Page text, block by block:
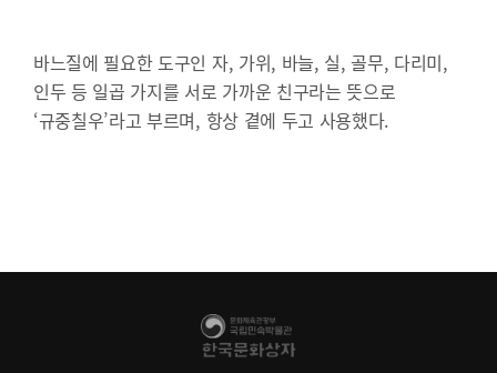
바느질에 필요한 도구인 자, 가위, 바늘, 실, 골무, 다리미,
인두 등 일곱 가지를 서로 가까운 친구라는 뜻으로
‘규중칠우’라고 부르며, 항상 곁에 두고 사용했다.